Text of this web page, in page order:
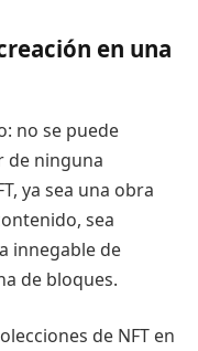
en una
no se puede
de ninguna
ya sea una obra
sea
innegable de
de bloques.
de NFT en